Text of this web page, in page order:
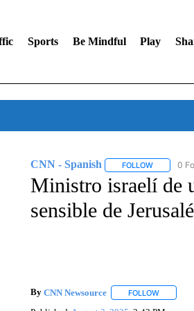
Sports Be Mindful Play
CNN - Spanish FOLLOWFOLLOW
0
Ministro israelí de
sensible de
By CNN Newsource FOLLOWFOLLOW